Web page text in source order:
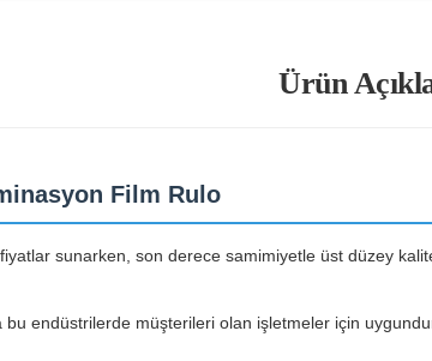
Ürün
Film Rulo
sunarken, son derece samimiyetle üst düzey
endüstrilerde müşterileri olan işletmeler için